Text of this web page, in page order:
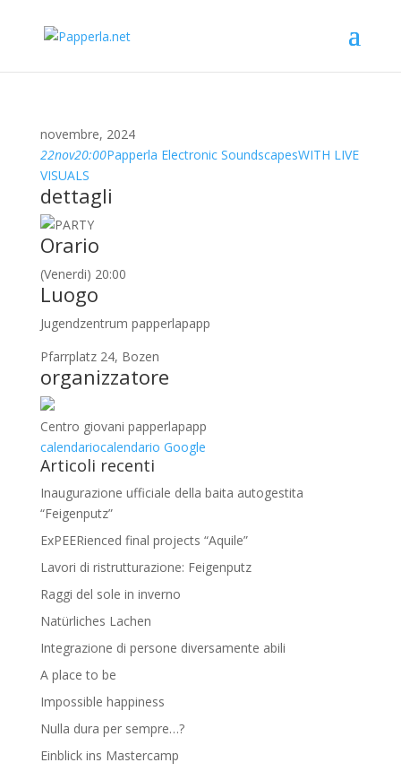
novembre, 2024
22nov20:00Papperla Electronic SoundscapesWITH LIVE
VISUALS
dettagli
Orario
(Venerdi) 20:00
Luogo
Jugendzentrum papperlapapp
Pfarrplatz 24, Bozen
organizzatore
Centro giovani papperlapapp
calendariocalendario Google
Articoli recenti
Inaugurazione ufficiale della baita autogestita
“Feigenputz”
ExPEERienced final projects “Aquile”
Lavori di ristrutturazione: Feigenputz
Raggi del sole in inverno
Natürliches Lachen
Integrazione di persone diversamente abili
A place to be
Impossible happiness
Nulla dura per sempre…?
Einblick ins Mastercamp